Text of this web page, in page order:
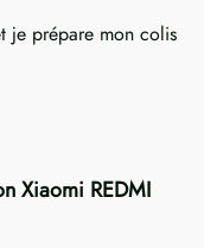
je prépare mon colis
Xiaomi REDMI